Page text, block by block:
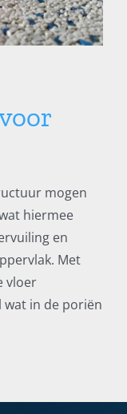
mogen
hiermee
en
Met
vloer
wat in de poriën